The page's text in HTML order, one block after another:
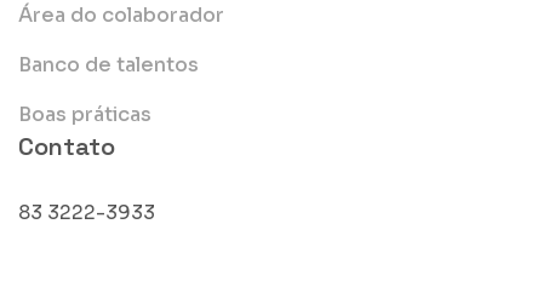
Área do colaborador
Banco de talentos
Boas práticas
Contato
83 3222-3933